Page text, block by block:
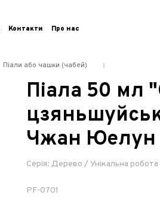
Контакти Про нас
Піали або чашки (чабей)
Піала 50 мл
Чжан Юелун
Серія: Дерево / Унікальна
PF-0701